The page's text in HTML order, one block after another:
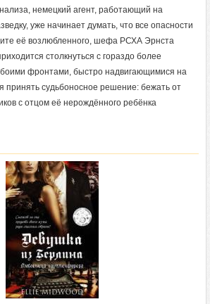
немецкий агент, работающий на
уже начинает думать, что все опасности
её возлюбленного, шефа РСХА Эрнста
столкнуться с гораздо более
фронтами, быстро надвигающимися на
принять судьбоносное решение: бежать от
с отцом её нерождённого ребёнка